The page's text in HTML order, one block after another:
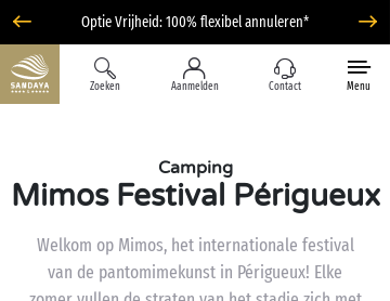
Optie Vrijheid: 100% flexibel annuleren*
Zoeken Aanmelden Contact Menu
Camping
Mimos Festival Périgueux
Welkom op Mimos, het internationale festival
van de pantomimekunst in Périgueux! Elke